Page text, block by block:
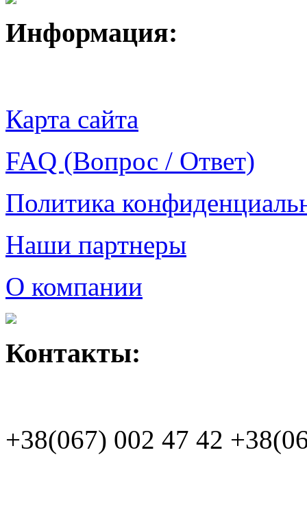
Информация:
Карта сайта
FAQ (Вопрос / Ответ)
Политика
Наши партнеры
О компании
Контакты:
+38(067) 002 47 42